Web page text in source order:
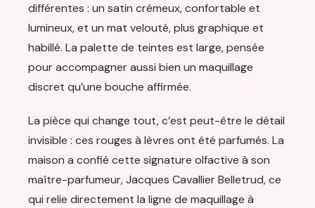
différentes : un satin crémeux, confortable et
lumineux, et un mat velouté, plus graphique et
habillé. La palette de teintes est large, pensée
pour accompagner aussi bien un maquillage
discret qu’une bouche affirmée.
La pièce qui change tout, c’est peut-être le détail
invisible : ces rouges à lèvres ont été parfumés. La
maison a confié cette signature olfactive à son
maître-parfumeur, Jacques Cavallier Belletrud, ce
qui relie directement la ligne de maquillage à